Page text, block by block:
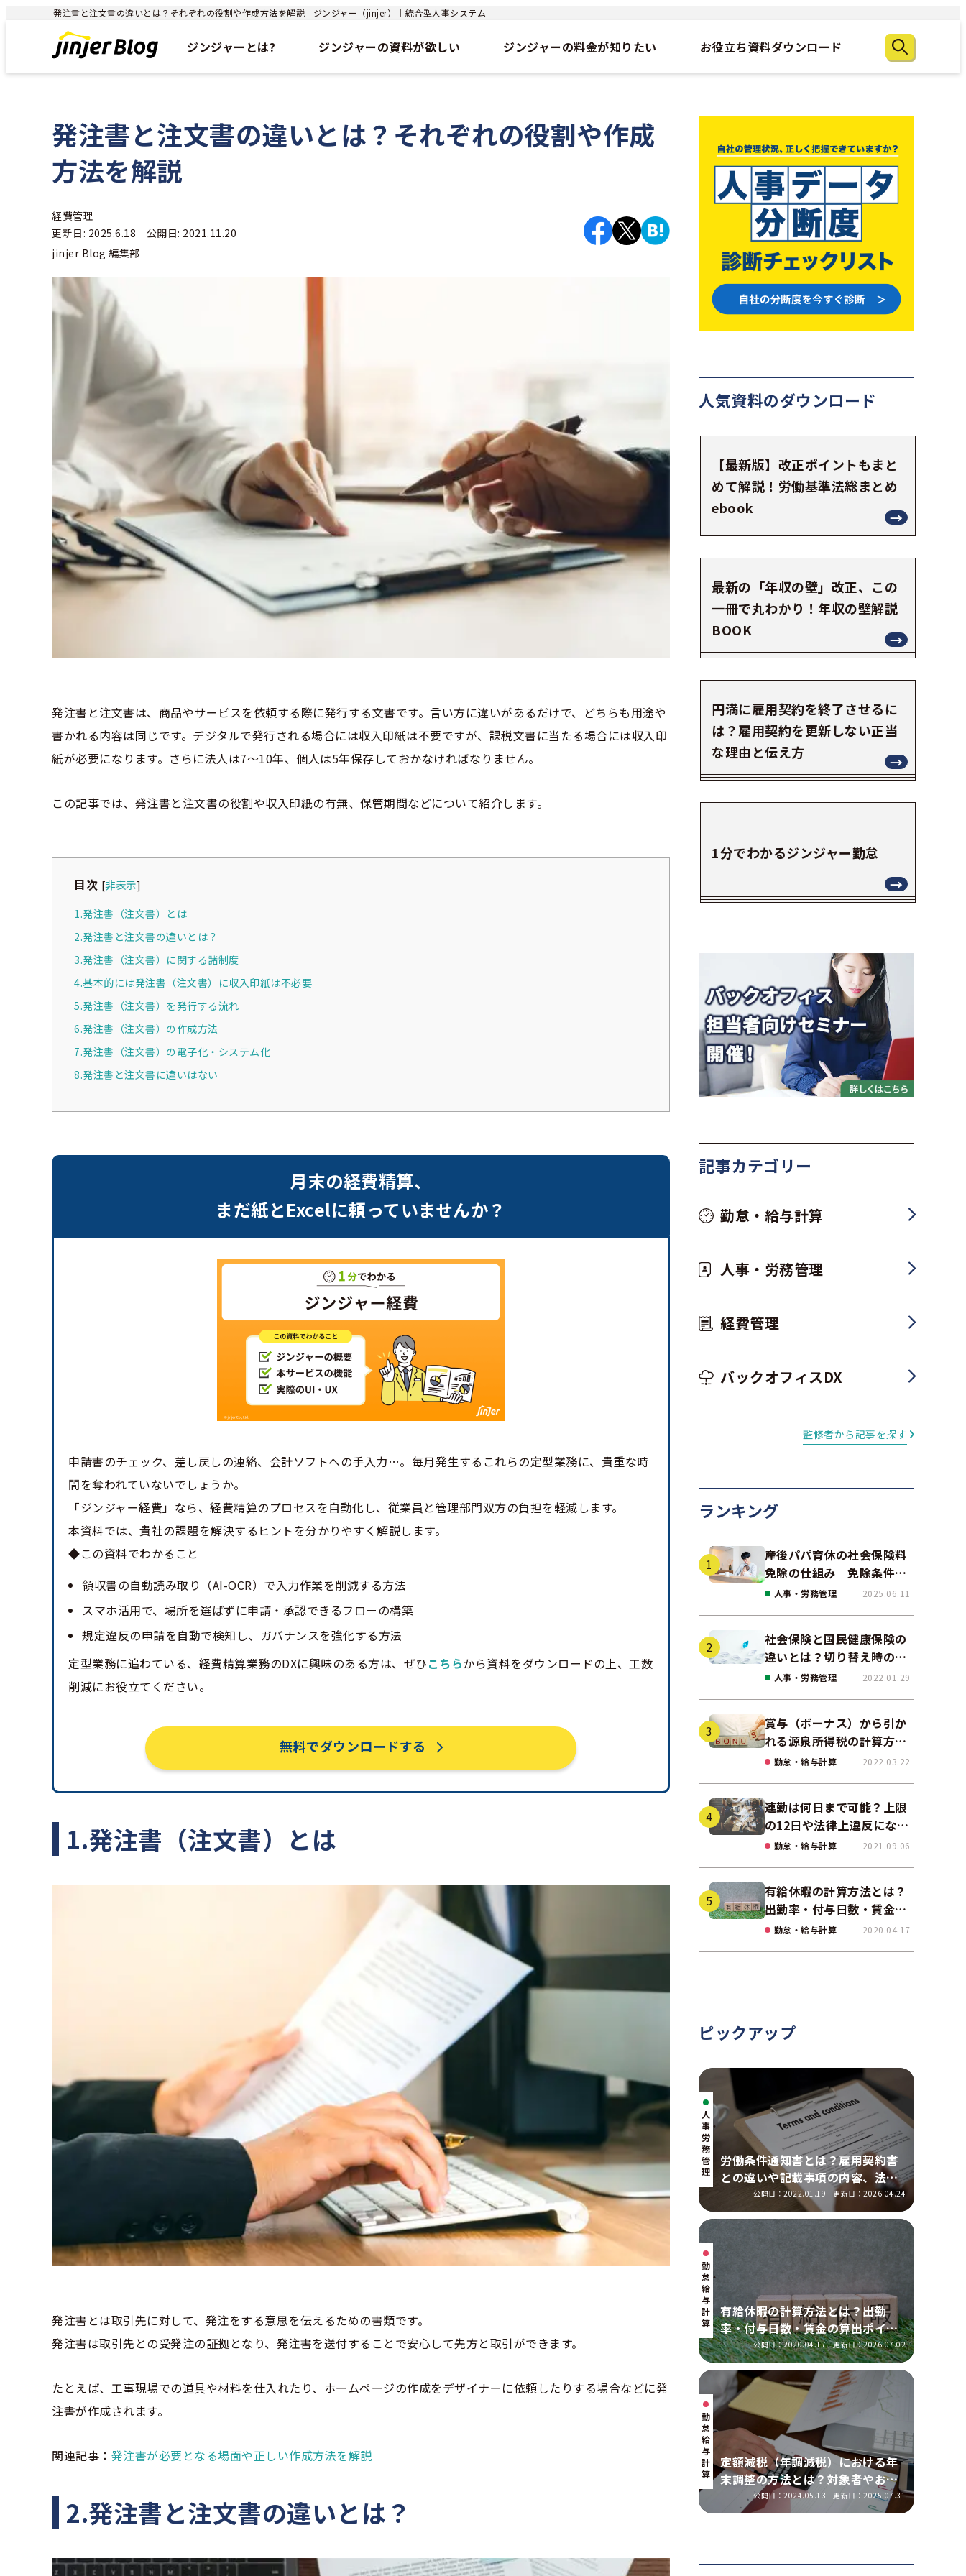
発注書と注文書の違いとは？それぞれの役割や作成方法を解説 - ジンジャー（jinjer）｜統合型人事システム
ジンジャーとは? ジンジャーの資料が欲しい ジンジャーの料金が知りたい お役立ち資料ダウンロード
発注書と注文書の違いとは？それぞれの役割や作成
方法を解説
経費管理
更新日: 2025.6.18 公開日: 2021.11.20
jinjer Blog 編集部
発注書と注文書は、商品やサービスを依頼する際に発行する文書です。言い方に違いがあるだけで、どちらも用途や
書かれる内容は同じです。デジタルで発行される場合には収入印紙は不要ですが、課税文書に当たる場合には収入印
紙が必要になります。さらに法人は7～10年、個人は5年保存しておかなければなりません。
この記事では、発注書と注文書の役割や収入印紙の有無、保管期間などについて紹介します。
目次 [非表示]
1.発注書（注文書）とは
2.発注書と注文書の違いとは？
3.発注書（注文書）に関する諸制度
4.基本的には発注書（注文書）に収入印紙は不必要
5.発注書（注文書）を発行する流れ
6.発注書（注文書）の作成方法
7.発注書（注文書）の電子化・システム化
8.発注書と注文書に違いはない
月末の経費精算、
まだ紙とExcelに頼っていませんか？
申請書のチェック、差し戻しの連絡、会計ソフトへの手入力…。毎月発生するこれらの定型業務に、貴重な時
間を奪われていないでしょうか。
「ジンジャー経費」なら、経費精算のプロセスを自動化し、従業員と管理部門双方の負担を軽減します。
本資料では、貴社の課題を解決するヒントを分かりやすく解説します。
◆この資料でわかること
領収書の自動読み取り（AI-OCR）で入力作業を削減する方法
スマホ活用で、場所を選ばずに申請・承認できるフローの構築
規定違反の申請を自動で検知し、ガバナンスを強化する方法
定型業務に追わている、経費精算業務のDXに興味のある方は、ぜひこちらから資料をダウンロードの上、工数
削減にお役立てください。
無料でダウンロードする
1.発注書（注文書）とは
発注書とは取引先に対して、発注をする意思を伝えるための書類です。
発注書は取引先との受発注の証拠となり、発注書を送付することで安心して先方と取引ができます。
たとえば、工事現場での道具や材料を仕入れたり、ホームページの作成をデザイナーに依頼したりする場合などに発
注書が作成されます。
関連記事： 発注書が必要となる場面や正しい作成方法を解説
2.発注書と注文書の違いとは？
人気資料のダウンロード
【最新版】改正ポイントもまと
めて解説！労働基準法総まとめ
ebook
最新の「年収の壁」改正、この
一冊で丸わかり！年収の壁解説
BOOK
円満に雇用契約を終了させるに
は？雇用契約を更新しない正当
な理由と伝え方
1分でわかるジンジャー勤怠
記事カテゴリー
勤怠・給与計算
人事・労務管理
経費管理
バックオフィスDX
監修者から記事を探す
ランキング
産後パパ育休の社会保険料
免除の仕組み｜免除条件と
事例、手続きの注意点を解
人事・労務管理 2025.06.11
社会保険と国民健康保険の
違いとは？切り替え時の手
続きや任意継続について解
人事・労務管理 2022.01.29
賞与（ボーナス）から引か
れる源泉所得税の計算方法
をわかりやすく解説
勤怠・給与計算 2022.03.22
連勤は何日まで可能？上限
の12日や法律上違反になる
場合も解説
勤怠・給与計算 2021.09.06
有給休暇の計算方法とは？
出勤率・付与日数・賃金の
算出ポイントを実務に即し
勤怠・給与計算 2020.04.17
ピックアップ
人
事・
労
務
管
理
労働条件通知書とは？雇用契約書
との違いや記載事項の内容、法改
正の明示ルールを解説
公開日：2022.01.19 更新日：2026.04.24
勤
怠・
給
与
計
算
有給休暇の計算方法とは？出勤
率・付与日数・賃金の算出ポイン
トを実務に即して解説
公開日：2020.04.17 更新日：2026.07.02
勤
怠・
給
与
計
算
定額減税（年調減税）における年
末調整の方法とは？対象者やおこ
なう手順を解説
公開日：2024.05.13 更新日：2025.07.31